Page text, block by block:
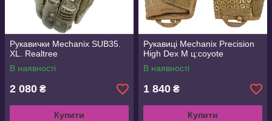
Рукавички Mechanix SUB35.
XL. Realtree
В наявності
2 080 ₴
Купити
Рукавиці Mechanix Precision
High Dex M ц:coyote
В наявності
1 840 ₴
Купити